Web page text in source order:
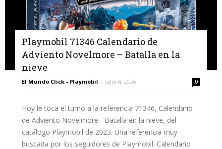
Playmobil 71346 Calendario de
Adviento Novelmore – Batalla en la
nieve
El Mundo Click - Playmobil - julio 4, 2026 0
Hoy le toca el turno a la referencia 71346, Calendario
de Adviento Novelmore - Batalla en la nieve, del
catálogo Playmobil de 2023. Una referencia muy
buscada por los seguidores de Playmobil. Calendario